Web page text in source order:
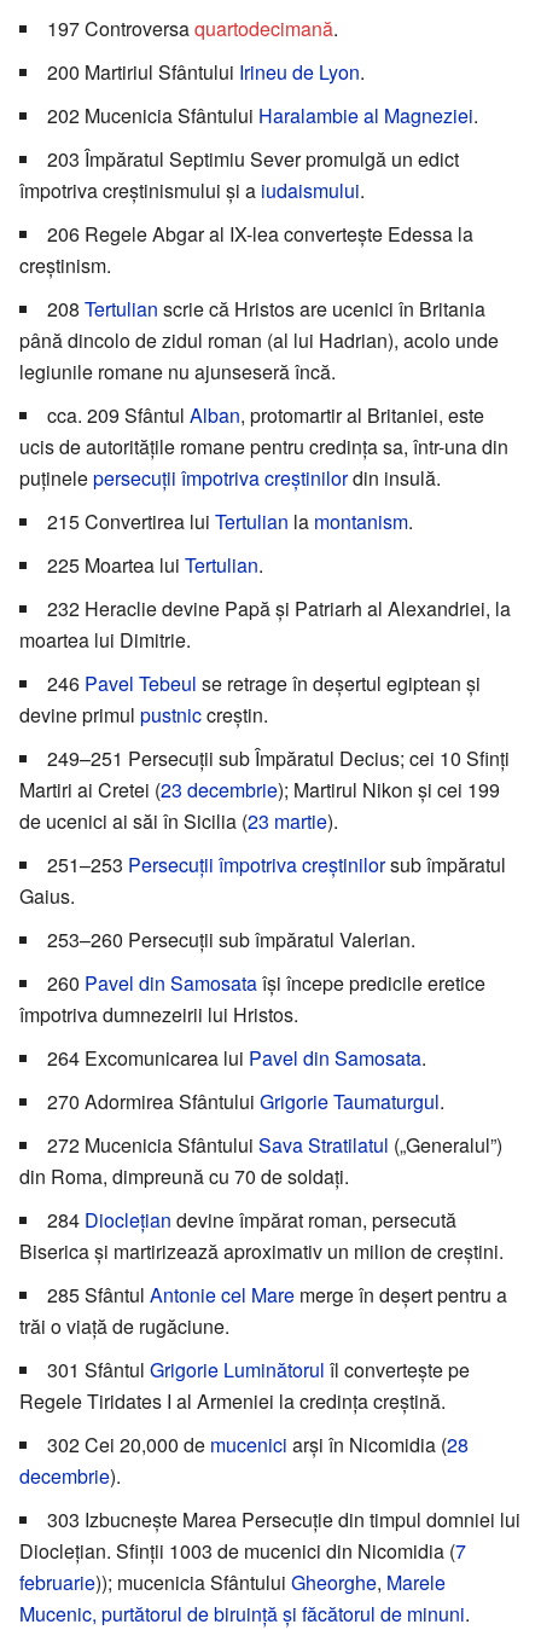
197 Controversaquartodecimană.
200 Martiriul Sfântului Irineu de Lyon.
202 Mucenicia Sfântului Haralambie al Magneziei.
203 Împăratul Septimiu Sever promulgă un edict
împotriva creștinismului și a iudaismului.
206 Regele Abgar al IX-lea convertește Edessa la
creștinism.
208 Tertulian scrie că Hristos are ucenici în Britania
până dincolo de zidul roman (al lui Hadrian), acolo unde
legiunile romane nu ajunseseră încă.
cca. 209 Sfântul Alban, protomartir al Britaniei, este
ucis de autoritățile romane pentru credința sa, într-una din
puținelepersecuții împotriva creștinilordin insulă.
215 Convertirea lui Tertulian la montanism.
225 Moartea lui Tertulian.
232 Heraclie devine Papă și Patriarh al Alexandriei, la
moartea lui Dimitrie.
246 Pavel Tebeul se retrage în deșertul egiptean și
devine primul pustniccreștin.
249–251 Persecuții sub Împăratul Decius; cei 10 Sfinți
Martiri ai Cretei (23 decembrie); Martirul Nikon și cei 199
de ucenici ai săi în Sicilia (23 martie).
251–253 Persecuții împotriva creștinilorsub împăratul
Gaius.
253–260 Persecuții sub împăratul Valerian.
260 Pavel din Samosataîși începe predicile eretice
împotriva dumnezeirii lui Hristos.
264 Excomunicarea lui Pavel din Samosata.
270 Adormirea Sfântului Grigorie Taumaturgul.
272 Mucenicia Sfântului Sava Stratilatul („Generalul”)
din Roma, dimpreună cu 70 de soldați.
284 Dioclețian devine împărat roman, persecută
Biserica și martirizează aproximativ un milion de creștini.
285 Sfântul Antonie cel Mare merge în deșert pentru a
trăi o viață de rugăciune.
301 Sfântul Grigorie Luminătorul îl convertește pe
Regele Tiridates I al Armeniei la credința creștină.
302 Cei 20,000 de mucenici arși în Nicomidia (28
decembrie).
303 Izbucnește Marea Persecuție din timpul domniei lui
Dioclețian. Sfinții 1003 de mucenici din Nicomidia (7
februarie)); mucenicia Sfântului Gheorghe, Marele
Mucenic, purtătorul de biruință și făcătorul de minuni.